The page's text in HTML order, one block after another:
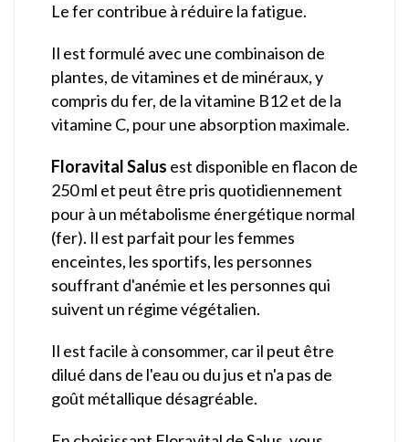
Le fer contribue à réduire la fatigue.
Il est formulé avec une combinaison de
plantes, de vitamines et de minéraux, y
compris du fer, de la vitamine B12 et de la
vitamine C, pour une absorption maximale.
Floravital Salus est disponible en flacon de
250 ml et peut être pris quotidiennement
pour à un métabolisme énergétique normal
(fer). Il est parfait pour les femmes
enceintes, les sportifs, les personnes
souffrant d'anémie et les personnes qui
suivent un régime végétalien.
Il est facile à consommer, car il peut être
dilué dans de l'eau ou du jus et n'a pas de
goût métallique désagréable.